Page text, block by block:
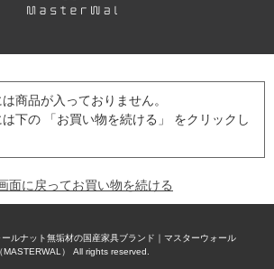
商品が入っておりません。
下の 「お買い物を続ける」 をクリックし
面に戻ってお買い物を続ける
ールナット無垢材の国産家具ブランド｜マスターウォール
（MASTERWAL） All rights reserved.